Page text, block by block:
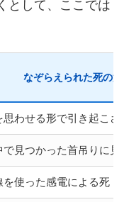
として、ここでは
なぞらえられた死の
思わせる形で引き起こ
で見つかった首吊りに
を使った感電による死